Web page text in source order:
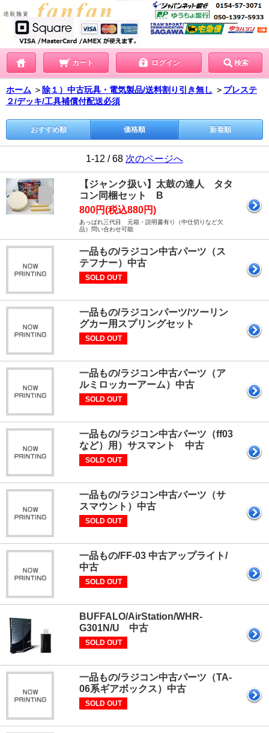
カート ログイン 検索
ホーム ＞ 除１）中古玩具・電気製品/送料割り引き無し ＞ プレステ
２/デッキ/工具補償付配送必須
おすすめ順 価格順 新着順
1-12 / 68 次のページへ
【ジャンク扱い】太鼓の達人 タタ
コン同梱セット B
800円(税込880円)
あっぱれ三代目 元箱・説明書有り（中仕切りなど欠
品）問い合わせ可能
一品もの/ラジコン中古パーツ（ス
テフナー）中古
SOLD OUT
一品もの/ラジコンパーツ/ツーリン
グカー用スプリングセット
SOLD OUT
一品もの/ラジコン中古パーツ（ア
ルミロッカーアーム）中古
SOLD OUT
一品もの/ラジコン中古パーツ（ff03
など）用）サスマント 中古
SOLD OUT
一品もの/ラジコン中古パーツ（サ
スマウント）中古
SOLD OUT
一品もの/FF-03 中古アップライト/
中古
SOLD OUT
BUFFALO/AirStation/WHR-
G301N/U 中古
SOLD OUT
一品もの/ラジコン中古パーツ（TA-
06系ギアボックス）中古
SOLD OUT